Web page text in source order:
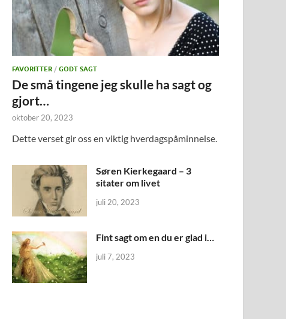
FAVORITTER /GODT SAGT
De små tingene jeg skulle ha sagt og
gjort…
oktober 20, 2023
Dette verset gir oss en viktig hverdagspåminnelse.
Søren Kierkegaard – 3
sitater om livet
juli 20, 2023
Fint sagt om en du er glad i…
juli 7, 2023